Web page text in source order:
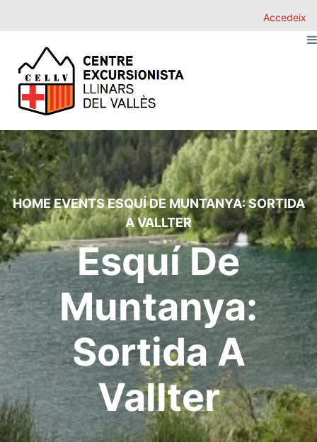
Accedeix
HOMEEVENTSESQUÍ DE MUNTANYA: SORTIDA
A VALLTER
Esquí De
Muntanya:
Sortida A
Vallter